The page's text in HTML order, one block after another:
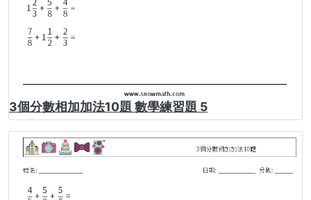
3個分數相加加法10題 數學練習題 5